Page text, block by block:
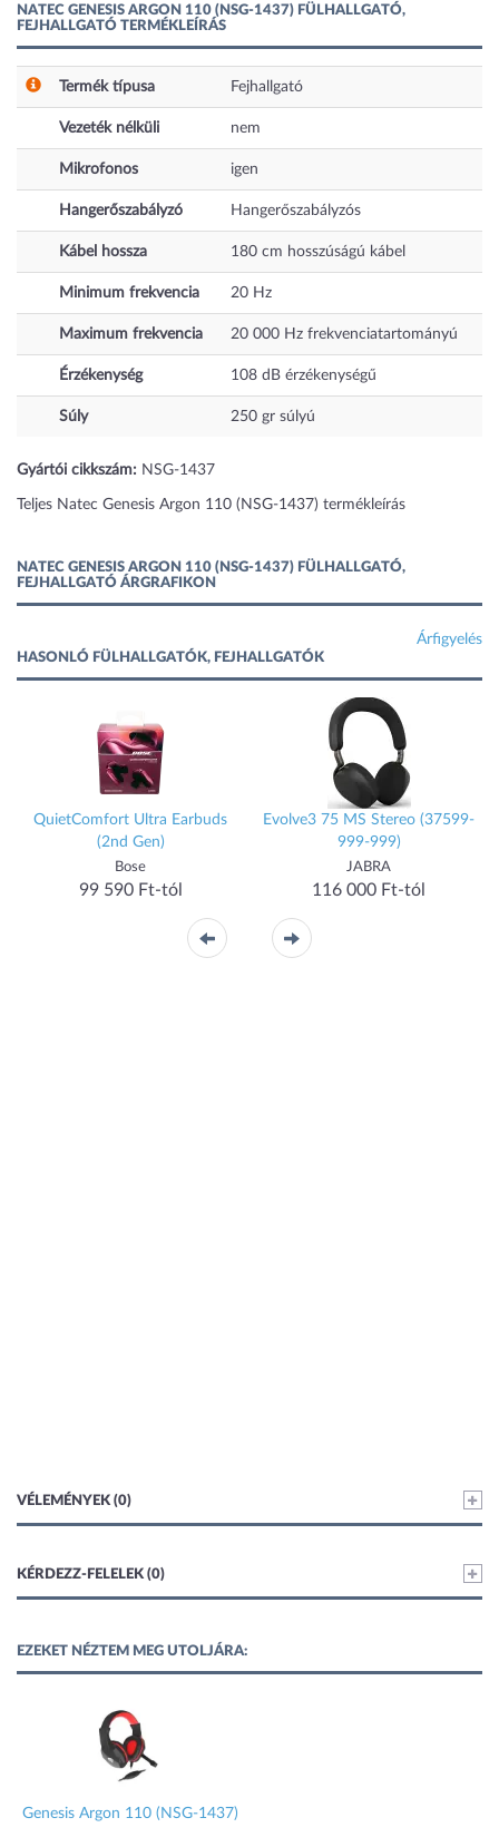
NATEC GENESIS ARGON 110 (NSG-1437) FÜLHALLGATÓ,
FEJHALLGATÓ TERMÉKLEÍRÁS
Termék típusa Fejhallgató
Vezeték nélküli nem
Mikrofonos igen
Hangerőszabályzó Hangerőszabályzós
Kábel hossza 180 cm hosszúságú kábel
Minimum frekvencia 20 Hz
Maximum frekvencia 20 000 Hz frekvenciatartományú
Érzékenység 108 dB érzékenységű
Súly 250 gr súlyú
Gyártói cikkszám: NSG-1437
Teljes Natec Genesis Argon 110 (NSG-1437) termékleírás
NATEC GENESIS ARGON 110 (NSG-1437) FÜLHALLGATÓ,
FEJHALLGATÓ ÁRGRAFIKON
Árfigyelés
HASONLÓ FÜLHALLGATÓK, FEJHALLGATÓK
QuietComfort Ultra Earbuds
(2nd Gen)
Bose
99 590 Ft-tól
Evolve3 75 MS Stereo (37599-
999-999)
JABRA
116 000 Ft-tól
VÉLEMÉNYEK (0)
KÉRDEZZ-FELELEK (0)
EZEKET NÉZTEM MEG UTOLJÁRA:
Genesis Argon 110 (NSG-1437)